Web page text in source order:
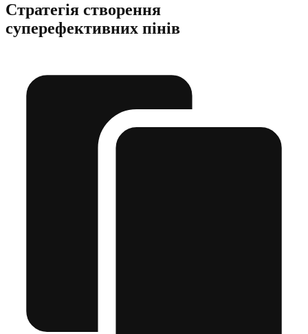
Стратегія створення
суперефективних пінів